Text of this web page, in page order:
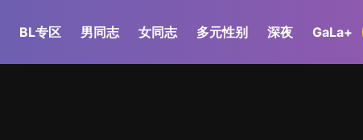
BL专区 男同志 女同志 多元性别 深夜 GaLa+